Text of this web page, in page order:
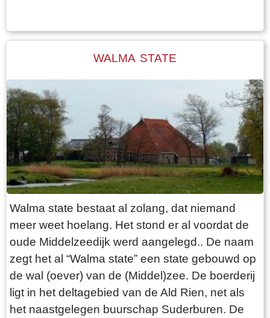
kerkelijke gemeente. De dorpen deelden de
geroeid. Dat was een hele opgave, zowel voor
de roeiers als voor de dominee zelf, vooral als
het slecht weer was. Boven de ingang aan de
zuidzijde van de kerk is een steen ingemetseld
waarop te lezen staat: `De eerste steen deser
Nieuwe kerke was gelegd door Frans Julius
Johan van Eisinga aet 18 Kleinzoon van de
heer Grietman Vegelin van Claerbergen`. De
kerk heeft zes gebrandschilderde ramen,
gemaakt door Ype Staak, een 18e eeuwse
glazenier uit Sneek. Dat deze ramen in goede
staat bewaard zijn gebleven, zegt vermoedelijk
iets over de moeilijke bereikbaarheid van
Goingarijp in de 18e eeuw. Aan de westzijde
WALMA STATE
Walma state bestaat al zolang, dat niemand
meer weet hoelang. Het stond er al voordat de
oude Middelzeedijk werd aangelegd.. De naam
zegt het al “Walma state” een state gebouwd op
de wal (oever) van de (Middel)zee. De boerderij
ligt in het deltagebied van de Ald Rien, net als
het naastgelegen buurschap Suderburen. De